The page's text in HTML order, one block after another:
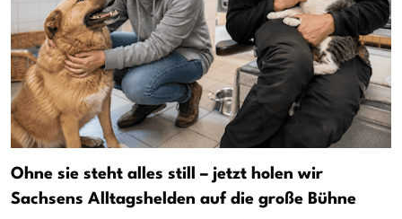
Ohne sie steht alles still – jetzt holen wir
Sachsens Alltagshelden auf die große Bühne